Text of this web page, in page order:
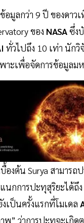
อมูลกว่า 9 ปี ของดาว
ของ NASAซึ่ง
ทั่วไปถึง 10 เท่า นัก
าะเพื่อจัดการข้อมูลม
องต้น Surya สามารถ
นกการปะทุสุริยะได้ถึ
เป็นครั้งแรกที่โมเดล
พ” ว่าการปะทุจะเกิ